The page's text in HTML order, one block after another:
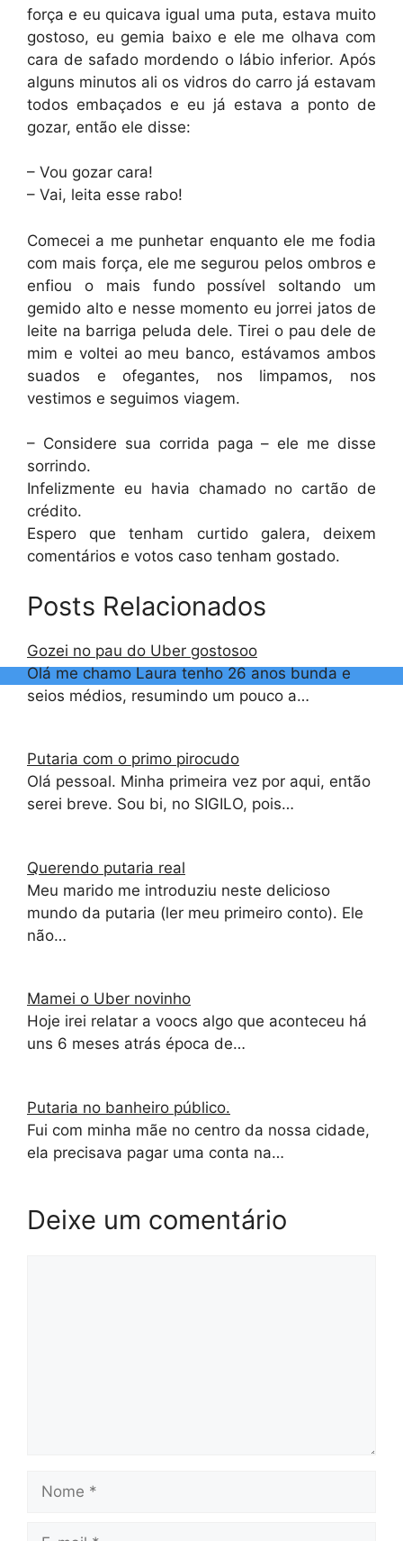
força e eu quicava igual uma puta, estava muito
gostoso, eu gemia baixo e ele me olhava com
cara de safado mordendo o lábio inferior. Após
alguns minutos ali os vidros do carro já estavam
todos embaçados e eu já estava a ponto de
gozar, então ele disse:
– Vou gozar cara!
– Vai, leita esse rabo!
Comecei a me punhetar enquanto ele me fodia
com mais força, ele me segurou pelos ombros e
enfiou o mais fundo possível soltando um
gemido alto e nesse momento eu jorrei jatos de
leite na barriga peluda dele. Tirei o pau dele de
mim e voltei ao meu banco, estávamos ambos
suados e ofegantes, nos limpamos, nos
vestimos e seguimos viagem.
– Considere sua corrida paga – ele me disse
sorrindo.
Infelizmente eu havia chamado no cartão de
crédito.
Espero que tenham curtido galera, deixem
comentários e votos caso tenham gostado.
Posts Relacionados
Gozei no pau do Uber gostosoo
Olá me chamo Laura tenho 26 anos bunda e
seios médios, resumindo um pouco a…
Putaria com o primo pirocudo
Olá pessoal. Minha primeira vez por aqui, então
serei breve. Sou bi, no SIGILO, pois…
Querendo putaria real
Meu marido me introduziu neste delicioso
mundo da putaria (ler meu primeiro conto). Ele
não…
Mamei o Uber novinho
Hoje irei relatar a voocs algo que aconteceu há
uns 6 meses atrás época de…
Putaria no banheiro público.
Fui com minha mãe no centro da nossa cidade,
ela precisava pagar uma conta na…
Deixe um comentário
Nome